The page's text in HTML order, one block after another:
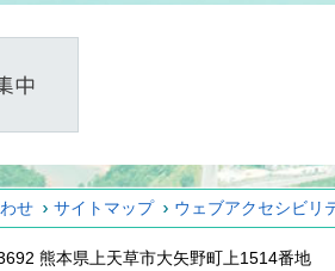
せ サイトマップ ウェブアクセシビリ
熊本県上天草市大矢野町上1514番地